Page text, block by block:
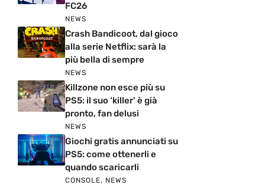
FC26
NEWS
Crash Bandicoot, dal gioco
alla serie Netflix: sarà la
più bella di sempre
NEWS
Killzone non esce più su
PS5: il suo ‘killer’ è già
pronto, fan delusi
NEWS
Giochi gratis annunciati su
PS5: come ottenerli e
quando scaricarli
CONSOLE, NEWS